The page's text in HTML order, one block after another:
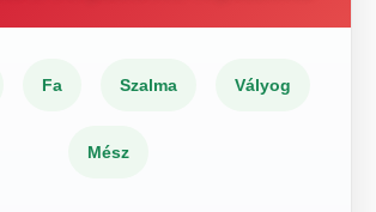
Fa Szalma Vályog
Mész